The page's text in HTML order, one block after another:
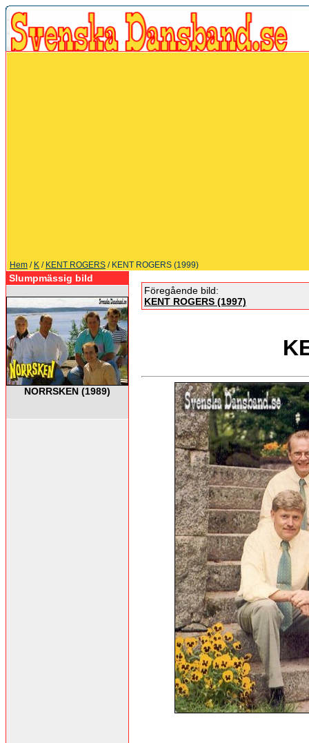
Hem / K / KENT ROGERS / KENT ROGERS (1999)
Slumpmässig bild
NORRSKEN (1989)
Föregående bild:
KENT ROGERS (1997)